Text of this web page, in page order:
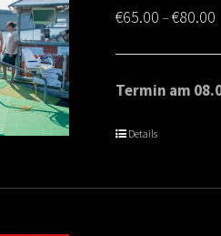
€65.00–€80.00
Termin am
Details